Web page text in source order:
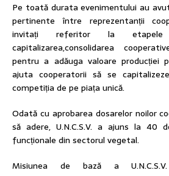
Pe toată durata evenimentului au
pertinente între reprezentanții
invitați referitor la etapele
capitalizarea,consolidarea
pentru a adăuga valoare producției
ajuta cooperatorii să se
competiția de pe piața unică.
Odată cu aprobarea dosarelor noilor
să adere, U.N.C.S.V. a ajuns la 40
funcționale din sectorul vegetal.
Misiunea de bază a